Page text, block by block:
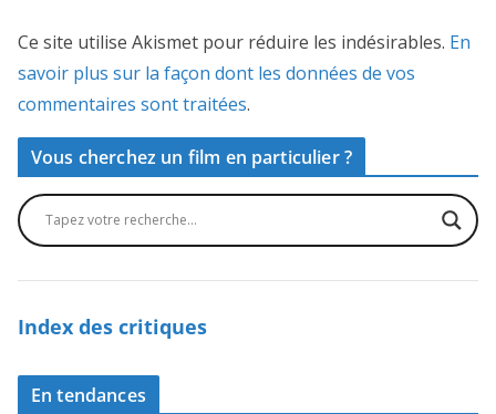
Ce site utilise Akismet pour réduire les indésirables. En
savoir plus sur la façon dont les données de vos
commentaires sont traitées.
Vous cherchez un film en particulier ?
Index des critiques
En tendances